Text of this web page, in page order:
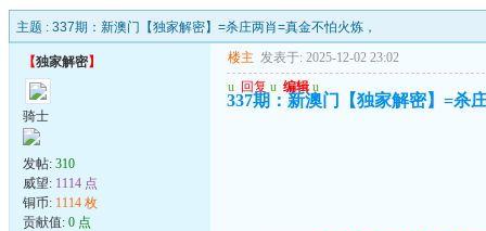
主题 : 337期：新澳门【独家解密】=杀庄两肖=真金不怕火炼，
【独家解密】
骑士
发帖: 310
威望: 1114 点
铜币: 1114 枚
贡献值: 0 点
楼主 发表于: 2025-12-02 23:02
u 回复 u 编辑 u
337期：新澳门【独家解密】=杀